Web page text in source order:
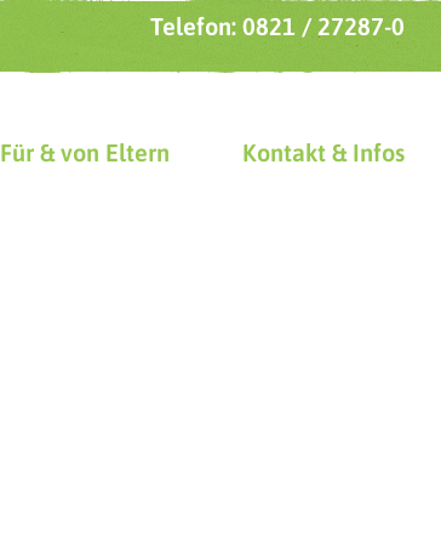
Telefon: 0821 / 27287-0
Für & von Eltern Kontakt & Infos